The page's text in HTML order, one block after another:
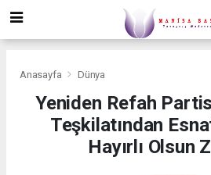
Anasayfa Dünya
Yeniden Refah
Teşkilatından
Hayırlı Olsun